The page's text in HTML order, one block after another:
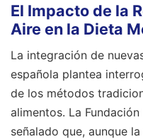
El Impacto de la
Aire en la Dieta
La integración de
española plantea
de los métodos
alimentos. La
señalado que, aunque